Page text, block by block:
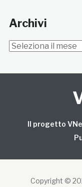
Archivi
Archivi
Il progetto
Copyright ©